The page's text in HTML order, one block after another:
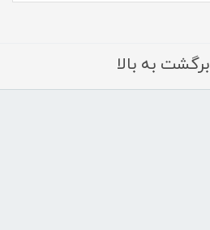
برگشت به بالا